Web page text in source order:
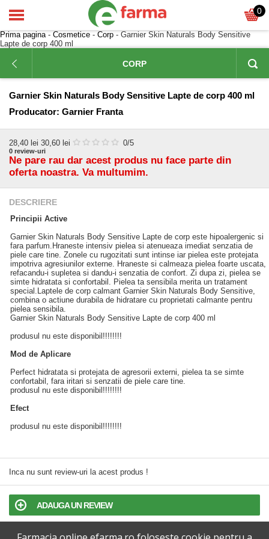
0
Prima pagina- Cosmetice - Corp - Garnier Skin Naturals Body Sensitive
Lapte de corp 400 ml
CORP
Garnier Skin Naturals Body Sensitive Lapte de corp 400 ml
Producator: Garnier Franta
28,40 lei 30,60 lei 0/5
0 review-uri
Ne pare rau dar acest produs nu face parte din
oferta noastra. Va multumim.
DESCRIERE
Principii Active
Garnier Skin Naturals Body Sensitive Lapte de corp este hipoalergenic si
fara parfum.Hraneste intensiv pielea si atenueaza imediat senzatia de
piele care tine. Zonele cu rugozitati sunt intinse iar pielea este protejata
impotriva agresiunilor externe. Hraneste si calmeaza pielea foarte uscata,
refacandu-i supletea si dandu-i senzatia de confort. Zi dupa zi, pielea se
simte hidratata si confortabil. Pielea ta sensibila merita un tratament
special.Laptele de corp calmant Garnier Skin Naturals Body Sensitive,
combina o actiune durabila de hidratare cu proprietati calmante pentru
pielea sensibila.
Garnier Skin Naturals Body Sensitive Lapte de corp 400 ml
produsul nu este disponibil!!!!!!!!
Mod de Aplicare
Perfect hidratata si protejata de agresorii externi, pielea ta se simte
confortabil, fara iritari si senzatii de piele care tine.
produsul nu este disponibil!!!!!!!!
Efect
produsul nu este disponibil!!!!!!!!
Inca nu sunt review-uri la acest produs !
ADAUGA UN REVIEW